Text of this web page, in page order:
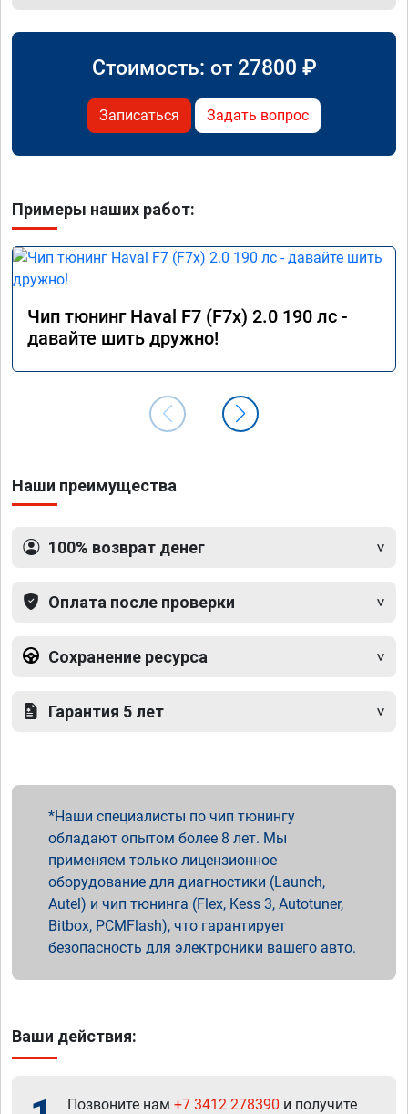
Стоимость: от 27800 ₽
Записаться Задать вопрос
Примеры наших работ:
Чип тюнинг Haval F7 (F7x) 2.0 190 лс -
давайте шить дружно!
Наши преимущества
100% возврат денег
Оплата после проверки
Сохранение ресурса
Гарантия 5 лет
Наши специалисты по чип тюнингу
обладают опытом более 8 лет. Мы
применяем только лицензионное
оборудование для диагностики (Launch,
Autel) и чип тюнинга (Flex, Kess 3, Autotuner,
Bitbox, PCMFlash), что гарантирует
безопасность для электроники вашего авто.
Ваши действия:
Позвоните нам +7 3412 278390 и получите